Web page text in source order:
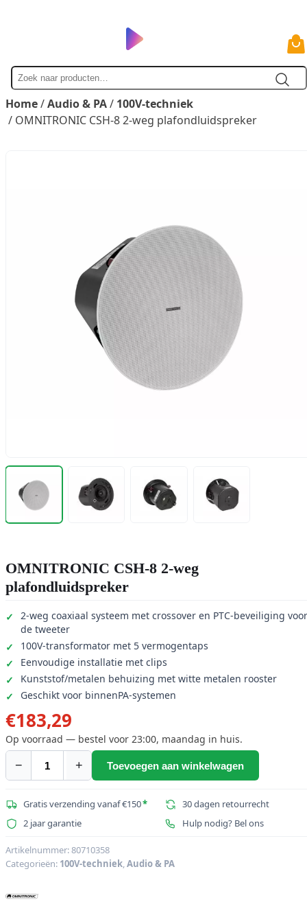
Zoek
naar
Home/Audio & PA/ 100V-techniek
/ OMNITRONIC CSH-8 2-weg plafondluidspreker
OMNITRONIC CSH-8 2-weg
plafondluidspreker
2-weg coaxiaal systeem met crossover en PTC-beveiliging voor
de tweeter
100V-transformator met 5 vermogentaps
Eenvoudige installatie met clips
Kunststof/metalen behuizing met witte metalen rooster
Geschikt voor binnenPA-systemen
€183,29
Op voorraad — bestel voor 23:00, maandag in huis.
−
OMNITRONIC
8
2-
plafondluidspreker
aantal
+ Toevoegen aan winkelwagen
Gratis verzending vanaf €150*
30 dagen retourrecht
2 jaar garantie
Hulp nodig? Bel ons
Artikelnummer:80710358
Categorieën: 100V-techniek,Audio & PA